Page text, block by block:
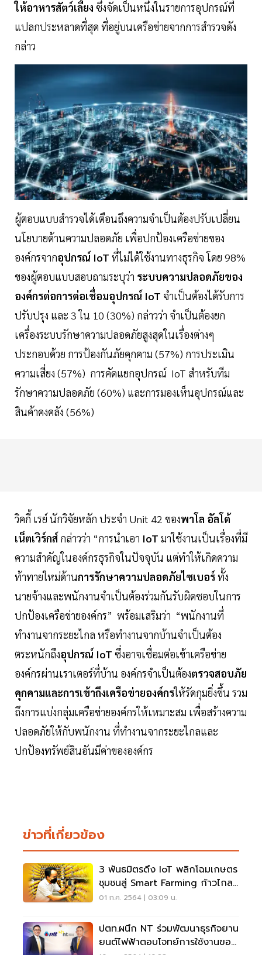
ให้อาหารสัตว์เลี้ยง ซึ่งจัดเป็นหนึ่งในรายการอุปกรณ์ที่
แปลกประหลาดที่สุด ที่อยู่บนเครือข่ายจากการสำรวจดัง
กล่าว
ผู้ตอบแบบสำรวจได้เตือนถึงความจำเป็นต้องปรับเปลี่ยน
นโยบายด้านความปลอดภัย เพื่อปกป้องเครือข่ายของ
องค์กรจากอุปกรณ์ IoT ที่ไม่ได้ใช้งานทางธุรกิจ โดย 98%
ของผู้ตอบแบบสอบถามระบุว่า ระบบความปลอดภัยของ
องค์กรต่อการต่อเชื่อมอุปกรณ์ IoT จำเป็นต้องได้รับการ
ปรับปรุง และ 3 ใน 10 (30%) กล่าวว่า จำเป็นต้องยก
เครื่องระบบรักษาความปลอดภัยสูงสุดในเรื่องต่างๆ
ประกอบด้วย การป้องกันภัยคุกคาม (57%) การประเมิน
ความเสี่ยง (57%) การคัดแยกอุปกรณ์ IoT สำหรับทีม
รักษาความปลอดภัย (60%) และการมองเห็นอุปกรณ์และ
สินค้าคงคลัง (56%)
วิคกี้ เรย์ นักวิจัยหลัก ประจำ Unit 42 ของพาโล อัลโต้
เน็ตเวิร์กส์ กล่าวว่า “การนำเอา IoT มาใช้งานเป็นเรื่องที่มี
ความสำคัญในองค์กรธุรกิจในปัจจุบัน แต่ทำให้เกิดความ
ท้าทายใหม่ด้านการรักษาความปลอดภัยไซเบอร์ทั้ง
นายจ้างและพนักงานจำเป็นต้องร่วมกันรับผิดชอบในการ
ปกป้องเครือข่ายองค์กร” พร้อมเสริมว่า “พนักงานที่
ทำงานจากระยะไกล หรือทำงานจากบ้านจำเป็นต้อง
ตระหนักถึงอุปกรณ์ IoT ซึ่งอาจเชื่อมต่อเข้าเครือข่าย
องค์กรผ่านเราเตอร์ที่บ้าน องค์กรจำเป็นต้องตรวจสอบภัย
คุกคามและการเข้าถึงเครือข่ายองค์กรให้รัดกุมยิ่งขึ้น รวม
ถึงการแบ่งกลุ่มเครือข่ายองค์กรให้เหมาะสม เพื่อสร้างความ
ปลอดภัยให้กับพนักงาน ที่ทำงานจากระยะไกลและ
ปกป้องทรัพย์สินอันมีค่าขององค์กร
ข่าวที่เกี่ยวข้อง
3 พันธมิตรดึง IoT พลิกโฉมเกษตร
ชุมชนสู่ Smart Farming ก้าวไกลสู่
ครัวโลก
01 ก.ค. 2564 | 03:09 น.
ปตท.ผนึก NT ร่วมพัฒนาธุรกิจยาน
ยนต์ไฟฟ้าตอบโจทย์การใช้งานของ